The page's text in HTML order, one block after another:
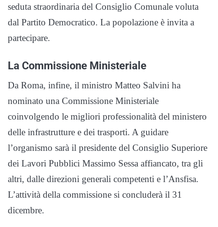
seduta straordinaria del Consiglio Comunale voluta
dal Partito Democratico. La popolazione è invita a
partecipare.
La Commissione Ministeriale
Da Roma, infine, il ministro Matteo Salvini ha
nominato una Commissione Ministeriale
coinvolgendo le migliori professionalità del ministero
delle infrastrutture e dei trasporti. A guidare
l’organismo sarà il presidente del Consiglio Superiore
dei Lavori Pubblici Massimo Sessa affiancato, tra gli
altri, dalle direzioni generali competenti e l’Ansfisa.
L’attività della commissione si concluderà il 31
dicembre.